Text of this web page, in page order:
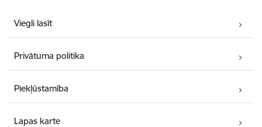
Viegli lasīt
Privātuma politika
Piekļūstamība
Lapas karte